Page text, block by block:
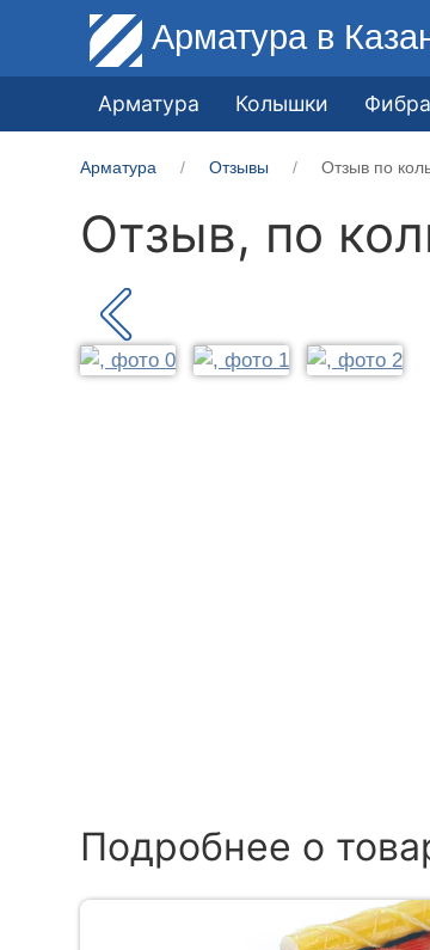
Арматура в
Арматура Колышки Фибра
Арматура Отзывы Отзыв по
Отзыв, по
Подробнее о